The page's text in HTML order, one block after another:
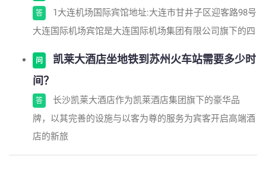
答
1大连机场国际宾馆地址:大连市甘井子区迎客路98号
大连国际机场宾馆是大连国际机场集团有限公司旗下的四
问
凯莱大酒店坐地铁到苏州火车站需要多少时
间？
答
长沙凯莱大酒店作为凯莱酒店集团旗下的豪华品
牌，以其完善的设施与以客为尊的服务为宾客开启高端酒
店的新旅